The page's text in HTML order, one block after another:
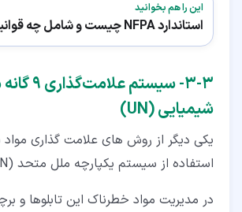
این را هم بخوانید
استاندارد NFPA چیست و شامل چه قوانینی می شود؟
۳‏-‏۳‏- سیستم
شیمیایی (UN)
یکی دیگر از روش‌ های علامت‌ گذاری
استفاده از سیستم یکپارچه ملل متحد (UN) می باشد.
در مدیریت مواد خطرناک این تابلوها و